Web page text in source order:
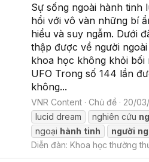
Sự sống ngoài hành tinh
hổi với vô vàn những bí
hiểu và suy ngẫm. Dưới
thập được về người
khoa học không khỏi bối
UFO Trong số 144 lần
không...
VNR Content Chủ đề 20/
lucid dream
nghiên cứu
ngoại hành tinh người
Diễn đàn: Khoa học thường